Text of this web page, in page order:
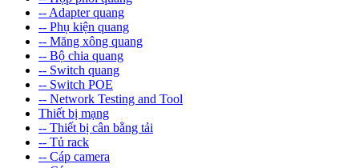
-- Adapter quang
-- Phụ kiện quang
-- Măng xông quang
-- Bộ chia quang
-- Switch quang
-- Switch POE
-- Network Testing and Tool
Thiết bị mạng
-- Thiết bị cân bằng tải
-- Tủ rack
-- Cáp camera